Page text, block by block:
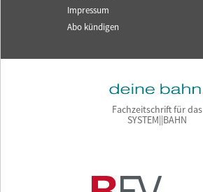
Impressum
Abo kündigen
Fachzeitschrift für das
SYSTEM||BAHN